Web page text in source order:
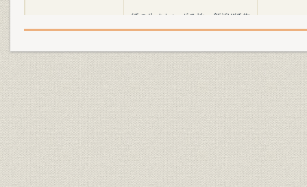
紙の生まれいずる地、新潟//紙作
りが始まる
製造工程
紙の生まれいずる地、新潟//最後
は人の手で
物流
紙の生まれいずる地、新潟//工場
を巣立つ製品たち
広告宣伝
21世紀にも輝くラベル・コレク
ション